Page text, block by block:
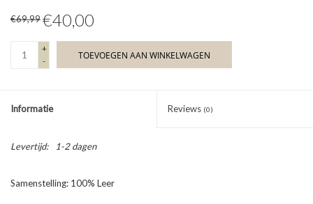
€69,99€40,00
+
-
TOEVOEGEN AAN WINKELWAGEN
Informatie Reviews (0)
Levertijd: 1-2 dagen
Samenstelling: 100% Leer